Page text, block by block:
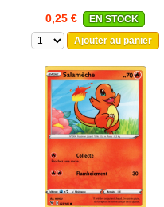
0,25 €
EN STOCK
Ajouter au panier